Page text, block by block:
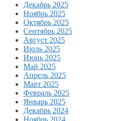
Декабрь 2025
Ноябрь 2025
Октябрь 2025
Сентябрь 2025
Август 2025
Июль 2025
Июнь 2025
Май 2025
Апрель 2025
Март 2025
Февраль 2025
Январь 2025
Декабрь 2024
Ноябрь 2024